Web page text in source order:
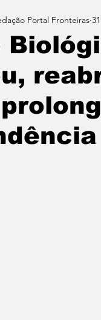
Compras no
Paraguai
Portal Fronteiras